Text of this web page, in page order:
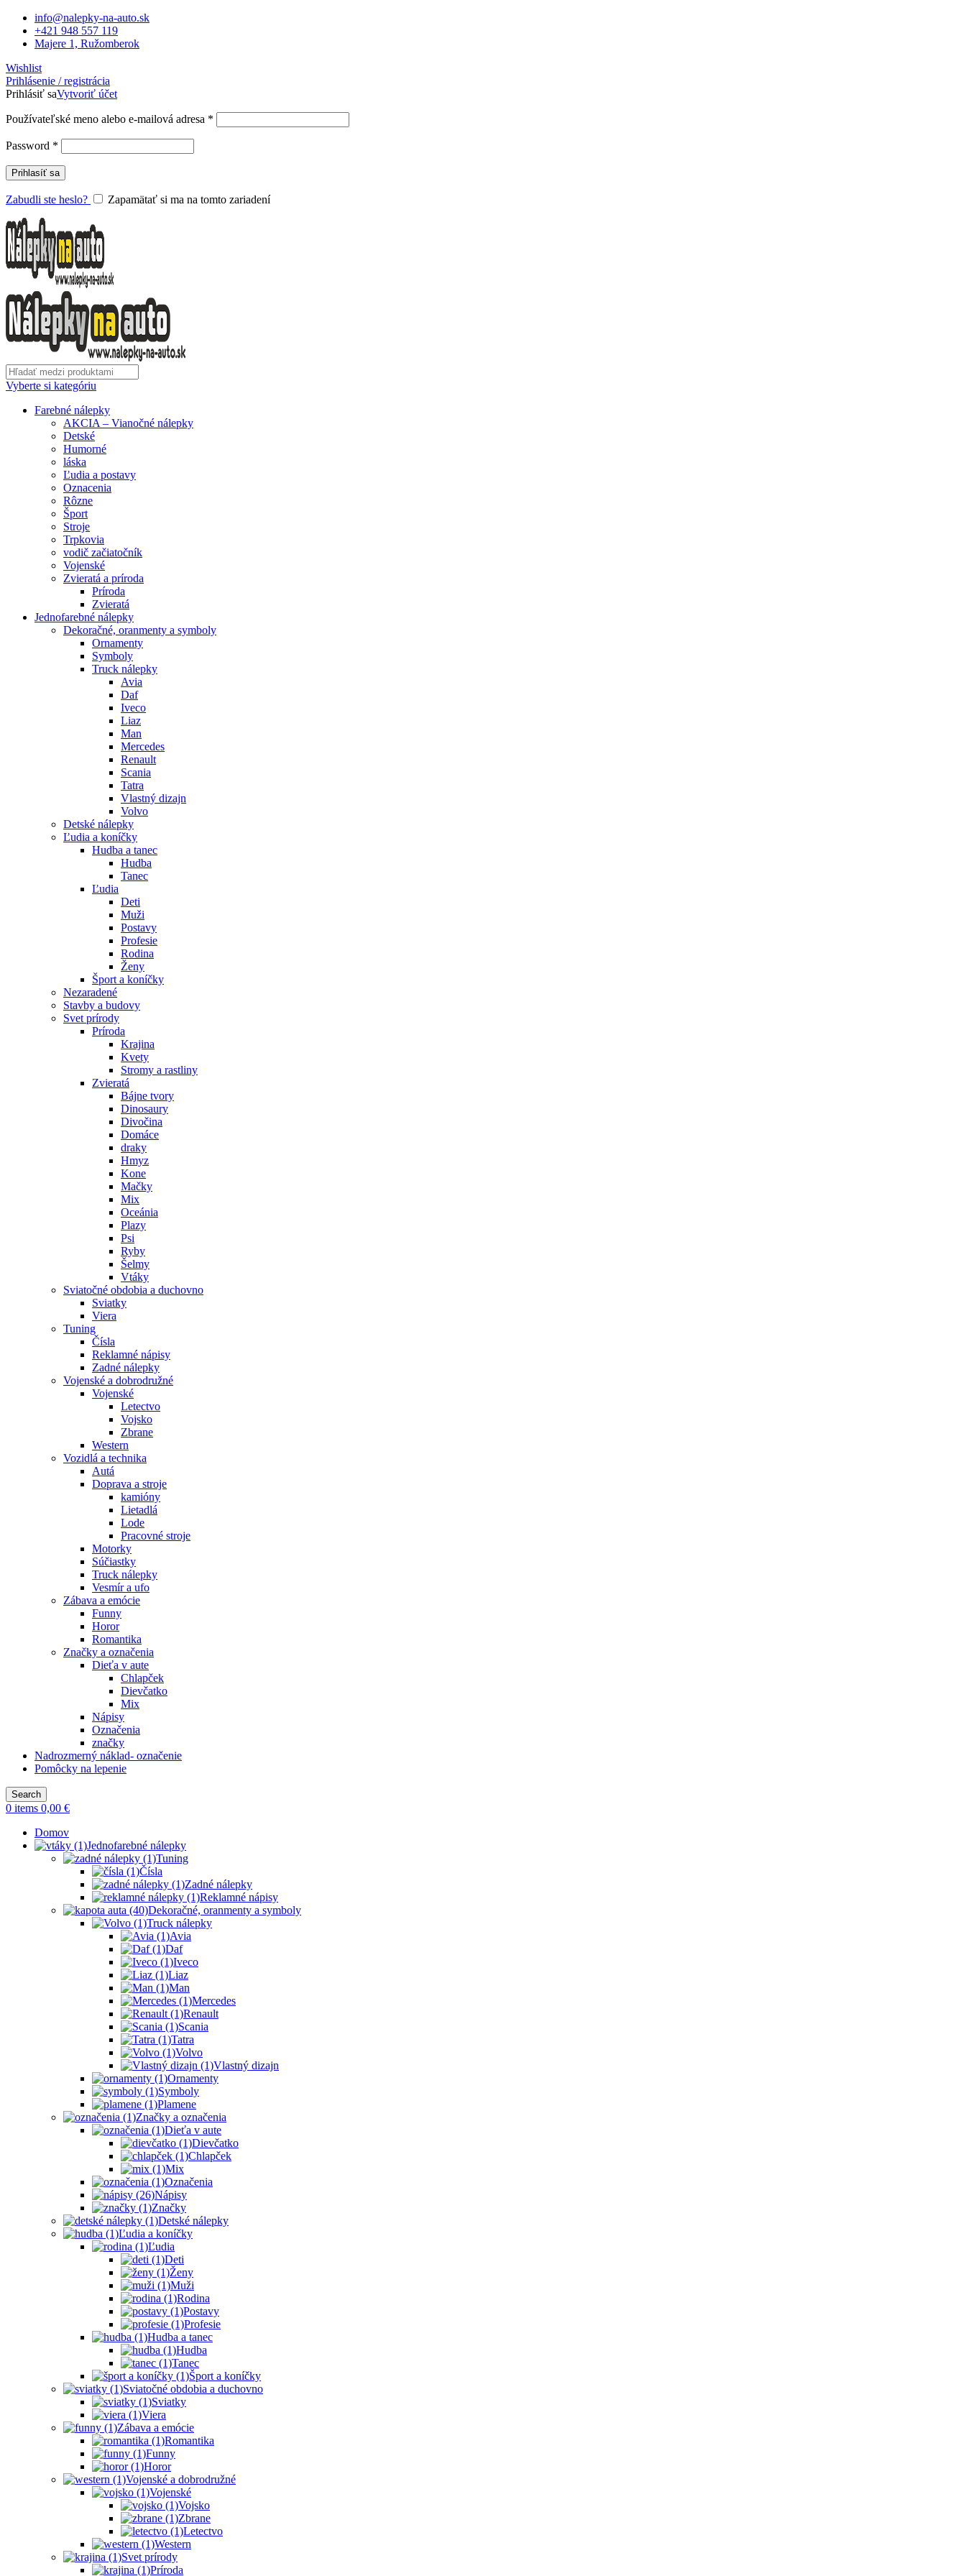
info@nalepky-na-auto.sk
+421 948 557 119
Majere 1, Ružomberok
Wishlist
Prihlásenie / registrácia
Prihlásiť saVytvoriť účet
Používateľské meno alebo e-mailová adresa *
Password *
Prihlasíť sa
Zabudli ste heslo? Zapamätať si ma na tomto zariadení
Vyberte si kategóriu
Farebné nálepky
AKCIA – Vianočné nálepky
Detské
Humorné
láska
Ľudia a postavy
Oznacenia
Rôzne
Šport
Stroje
Trpkovia
vodič začiatočník
Vojenské
Zvieratá a príroda
Príroda
Zvieratá
Jednofarebné nálepky
Dekoračné, oranmenty a symboly
Ornamenty
Symboly
Truck nálepky
Avia
Daf
Iveco
Liaz
Man
Mercedes
Renault
Scania
Tatra
Vlastný dizajn
Volvo
Detské nálepky
Ľudia a koníčky
Hudba a tanec
Hudba
Tanec
Ľudia
Deti
Muži
Postavy
Profesie
Rodina
Ženy
Šport a koníčky
Nezaradené
Stavby a budovy
Svet prírody
Príroda
Krajina
Kvety
Stromy a rastliny
Zvieratá
Bájne tvory
Dinosaury
Divočina
Domáce
draky
Hmyz
Kone
Mačky
Mix
Oceánia
Plazy
Psi
Ryby
Šelmy
Vtáky
Sviatočné obdobia a duchovno
Sviatky
Viera
Tuning
Čísla
Reklamné nápisy
Zadné nálepky
Vojenské a dobrodružné
Vojenské
Letectvo
Vojsko
Zbrane
Western
Vozidlá a technika
Autá
Doprava a stroje
kamióny
Lietadlá
Lode
Pracovné stroje
Motorky
Súčiastky
Truck nálepky
Vesmír a ufo
Zábava a emócie
Funny
Horor
Romantika
Značky a označenia
Dieťa v aute
Chlapček
Dievčatko
Mix
Nápisy
Označenia
značky
Nadrozmerný náklad- označenie
Pomôcky na lepenie
Search
0 items 0,00 €
Domov
Jednofarebné nálepky
Tuning
Čísla
Zadné nálepky
Reklamné nápisy
Dekoračné, oranmenty a symboly
Truck nálepky
Avia
Daf
Iveco
Liaz
Man
Mercedes
Renault
Scania
Tatra
Volvo
Vlastný dizajn
Ornamenty
Symboly
Plamene
Značky a označenia
Dieťa v aute
Dievčatko
Chlapček
Mix
Označenia
Nápisy
Značky
Detské nálepky
Ľudia a koníčky
Ľudia
Deti
Ženy
Muži
Rodina
Postavy
Profesie
Hudba a tanec
Hudba
Tanec
Šport a koníčky
Sviatočné obdobia a duchovno
Sviatky
Viera
Zábava a emócie
Romantika
Funny
Horor
Vojenské a dobrodružné
Vojenské
Vojsko
Zbrane
Letectvo
Western
Svet prírody
Príroda